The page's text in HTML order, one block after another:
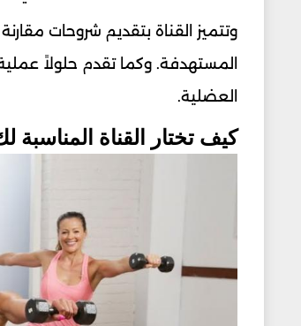
وتتميز القناة بتقديم شروحات
المستهدفة. وكما تقدم حلولاً
العضلية.
كيف تختار القناة المناسبة